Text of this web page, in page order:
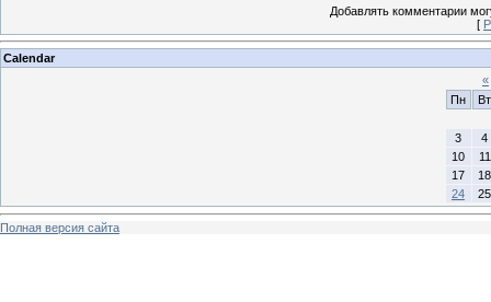
Добавлять комментарии
[
Calendar
«
Пн
Вт
3
4
10
11
17
18
24
25
Полная версия сайта